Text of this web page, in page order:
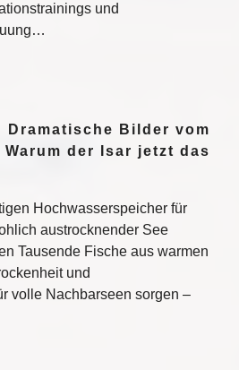
und
Dramatische Bilder vom
der Isar jetzt das
Hochwasserspeicher für
austrocknender See
Tausende Fische aus warmen
und
volle Nachbarseen sorgen –